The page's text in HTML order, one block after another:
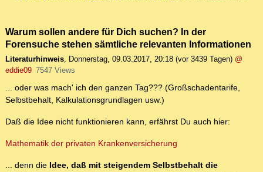
Warum sollen andere für Dich suchen? In der
Forensuche stehen sämtliche relevanten Informationen
Literaturhinweis, Donnerstag, 09.03.2017, 20:18 (vor 3439 Tagen) @
eddie09 7547 Views
... oder was mach' ich den ganzen Tag??? (Großschadentarife,
Selbstbehalt, Kalkulationsgrundlagen usw.)
Daß die Idee nicht funktionieren kann, erfährst Du auch hier:
Mathematik der privaten Krankenversicherung
... denn die Idee, daß mit steigendem Selbstbehalt die